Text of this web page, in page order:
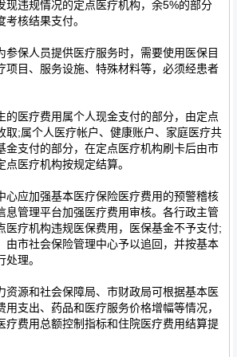
现违规情况的定点医疗机构，余5%的部分
核结果支付。
保人员提供医疗服务时，需要使用医保目
项目、服务设施、特殊材料等，必须经患者
医疗费用属个人现金支付的部分，由定点
取;属个人医疗帐户、健康账户、家庭医疗共
金支付的部分，在定点医疗机构刷卡后由市
医疗机构按规定结算。
应加强基本医疗保险医疗费用的预警稽核
息管理平台加强医疗费用审核。各行政主管
医疗机构违规医保费用，医保基金不予支付;
由市社会保险管理中心予以追回，并按基本
理。
源和社会保障局、市财政局可根据基本医
支出、药品和医疗服务价格增幅等情况，
疗费用总额控制指标和住院医疗费用结算提